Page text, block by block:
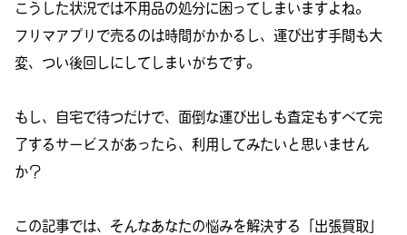
こうした状況では不用品の処分に困ってしまいますよね。
フリマアプリで売るのは時間がかかるし、運び出す手間も大
変、つい後回しにしてしまいがちです。
もし、自宅で待つだけで、面倒な運び出しも査定もすべて完
了するサービスがあったら、利用してみたいと思いません
か？
この記事では、そんなあなたの悩みを解決する「出張買取」